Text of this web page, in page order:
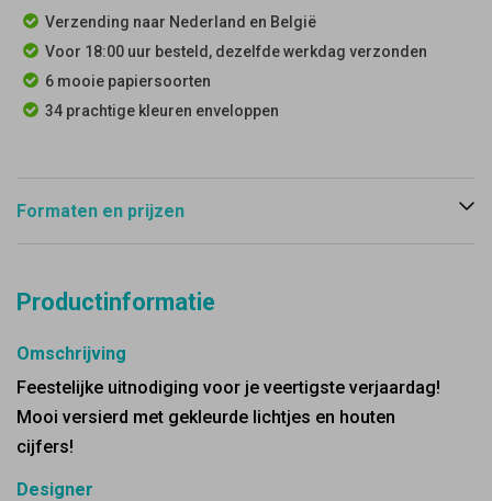
Verzending naar Nederland en België
Voor 18:00 uur besteld, dezelfde werkdag verzonden
6 mooie papiersoorten
34 prachtige kleuren enveloppen
Formaten en prijzen
Productinformatie
Omschrijving
Feestelijke uitnodiging voor je veertigste verjaardag!
Mooi versierd met gekleurde lichtjes en houten
cijfers!
Designer